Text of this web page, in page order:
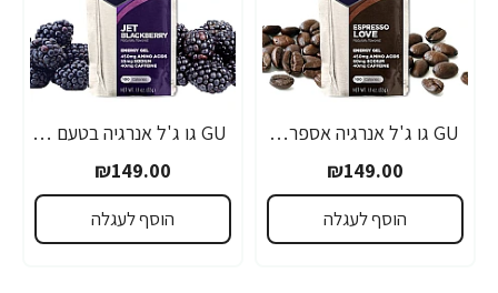
GU גו ג'ל אנרגיה אספרסו 32 גרם - 24 יחידות
₪149.00
הוסף לעגלה
GU גו ג'ל אנרגיה בטעם פטל שחור 32 גרם - 24 יחידות
₪149.00
הוסף לעגלה